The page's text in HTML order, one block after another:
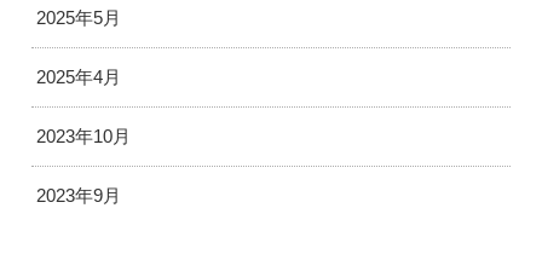
2025年5月
2025年4月
2023年10月
2023年9月